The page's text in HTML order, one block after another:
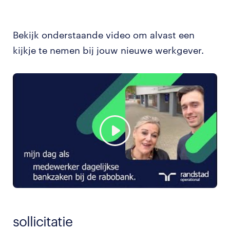
Bekijk onderstaande video om alvast een
kijkje te nemen bij jouw nieuwe werkgever.
sollicitatie